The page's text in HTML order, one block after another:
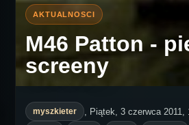
M46 Patton -
screeny
myszkieter , Piątek, 3 czerwca 2011,